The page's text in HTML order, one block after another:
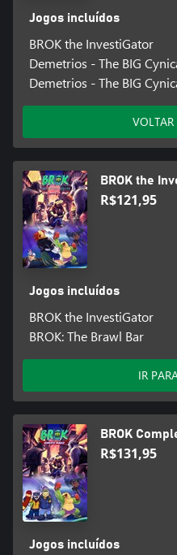
Jogos incluídos
BROK the InvestiGator
Demetrios - The BIG
Demetrios - The BIG
BROK the
R$121,95
Jogos incluídos
BROK the InvestiGator
BROK: The Brawl Bar
IR
BROK
R$131,95
Jogos incluídos